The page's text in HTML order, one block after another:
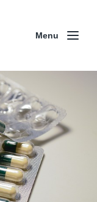
Menu